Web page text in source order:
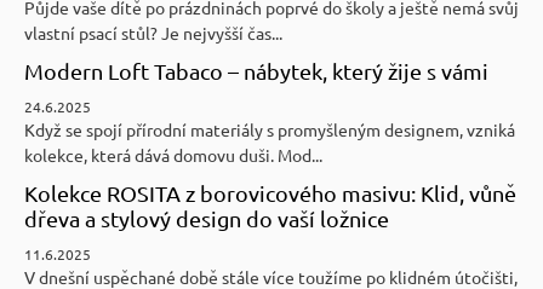
Půjde vaše dítě po prázdninách poprvé do školy a ještě nemá svůj
vlastní psací stůl? Je nejvyšší čas...
Modern Loft Tabaco – nábytek, který žije s vámi
24.6.2025
Když se spojí přírodní materiály s promyšleným designem, vzniká
kolekce, která dává domovu duši. Mod...
Kolekce ROSITA z borovicového masivu: Klid, vůně
dřeva a stylový design do vaší ložnice
11.6.2025
V dnešní uspěchané době stále více toužíme po klidném útočišti,